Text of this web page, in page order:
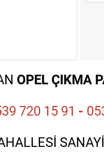
OPEL ÇIKMA
720 15 91 -